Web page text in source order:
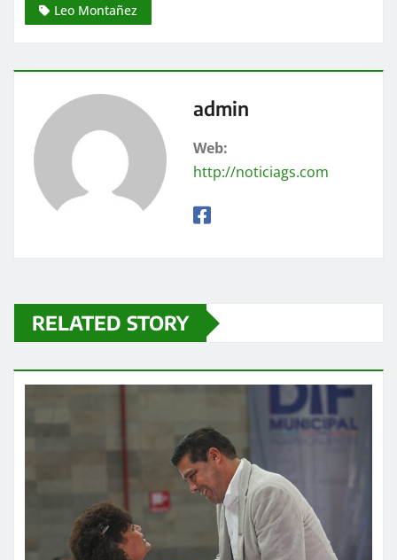
Leo Montañez
admin
Web:
http://noticiags.com
RELATED STORY